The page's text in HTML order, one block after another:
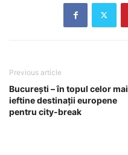
Previous article
București – în topul celor mai
ieftine destinații europene
pentru city-break